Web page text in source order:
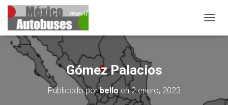
Gómez Palacios
Publicado porbelloen2 enero, 2023